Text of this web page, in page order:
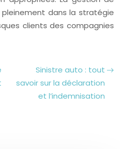
pleinement dans la stratégie
clients des compagnies
Sinistre auto : tout
savoir sur la déclaration
et l’indemnisation